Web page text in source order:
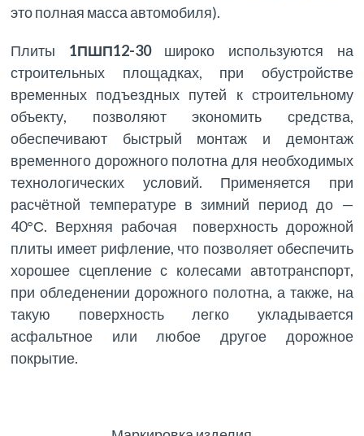
это полная масса автомобиля).
Плиты 1ПШП12-30широко используются на
строительных площадках, при обустройстве
временных подъездных путей к строительному
объекту, позволяют экономить средства,
обеспечивают быстрый монтаж и демонтаж
временного дорожного полотна для необходимых
технологических условий. Применяется при
расчётной температуре в зимний период до —
40°С. Верхняя рабочая поверхность дорожной
плиты имеет рифление, что позволяет обеспечить
хорошее сцепление с колесами автотранспорт,
при обледенении дорожного полотна, а также, на
такую поверхность легко укладывается
асфальтное или любое другое дорожное
покрытие.